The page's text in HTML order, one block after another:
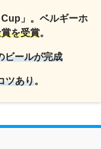
」。 ベルギーホ
を受賞。
ビールが完成
ツあり。